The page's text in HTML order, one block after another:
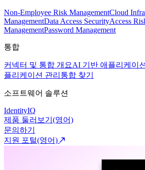
Non-Employee Risk ManagementCloud
ManagementData Access SecurityAccess
ManagementPassword Management
통합
커넥터 및 통합 개요AI 기반 애플리케이
플리케이션 관리 통합 찾기
소프트웨어 솔루션
IdentityIQ
제품 둘러보기(영어)
문의하기
지원 포털(영어)